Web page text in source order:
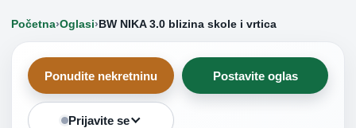
Početna›Oglasi›BW NIKA 3.0 blizina skole i vrtica
Ponudite nekretninu Postavite oglas
Prijavite se